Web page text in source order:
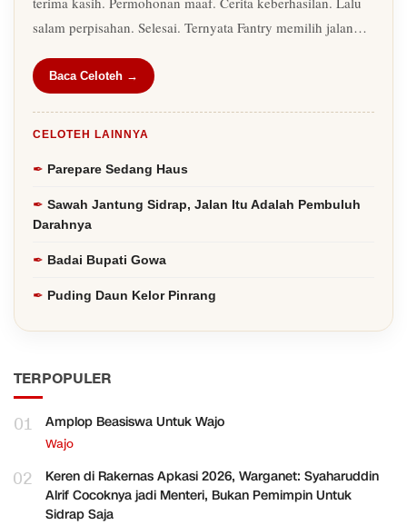
salam perpisahan. Selesai. Ternyata Fantry memilih jalan…
Baca Celoteh →
CELOTEH LAINNYA
Parepare Sedang Haus
Sawah Jantung Sidrap, Jalan Itu Adalah Pembuluh
Darahnya
Badai Bupati Gowa
Puding Daun Kelor Pinrang
TERPOPULER
01 Amplop Beasiswa Untuk Wajo
Wajo
02
Keren di Rakernas Apkasi 2026, Warganet: Syaharuddin
Alrif Cocoknya jadi Menteri, Bukan Pemimpin Untuk
Sidrap Saja